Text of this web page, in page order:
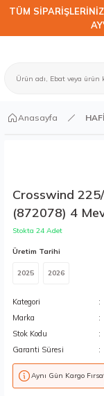
TÜM
Anasayfa
Crosswind
(872078) 4
Stokta 24 Adet
Üretim Tarihi
2025 2026
Kategori
Marka
Stok Kodu
Garanti Süresi
Aynı Gün Kargo